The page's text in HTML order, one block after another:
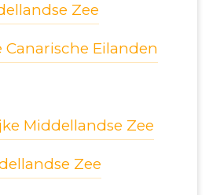
Zee
Canarische Eilanden
Middellandse Zee
Zee